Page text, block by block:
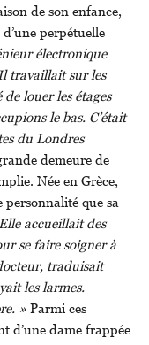
de son enfance,
perpétuelle
électronique
travaillait sur les
louer les étages
le bas. C’était
du Londres
demeure de
Née en Grèce,
que sa
accueillait des
se faire soigner à
traduisait
les larmes.
»Parmi ces
d’une dame frappée